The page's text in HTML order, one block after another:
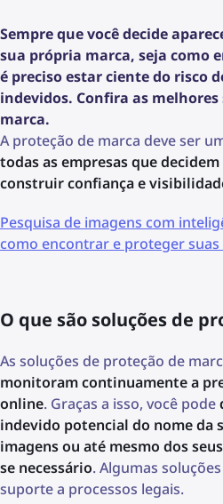
Sempre que você decide
sua própria marca, seja como
é preciso estar ciente do risco
indevidos. Confira as
marca.
A proteção de marca deve ser
todas as empresas que
construir confiança e
Pesquisa de imagens com
como encontrar e proteger
O que são soluções de
As soluções de proteção de
monitoram continuamente a
online. Graças a isso, você pode
indevido potencial do nome da
imagens ou até mesmo dos
se necessário. Algumas
suporte a processos legais.